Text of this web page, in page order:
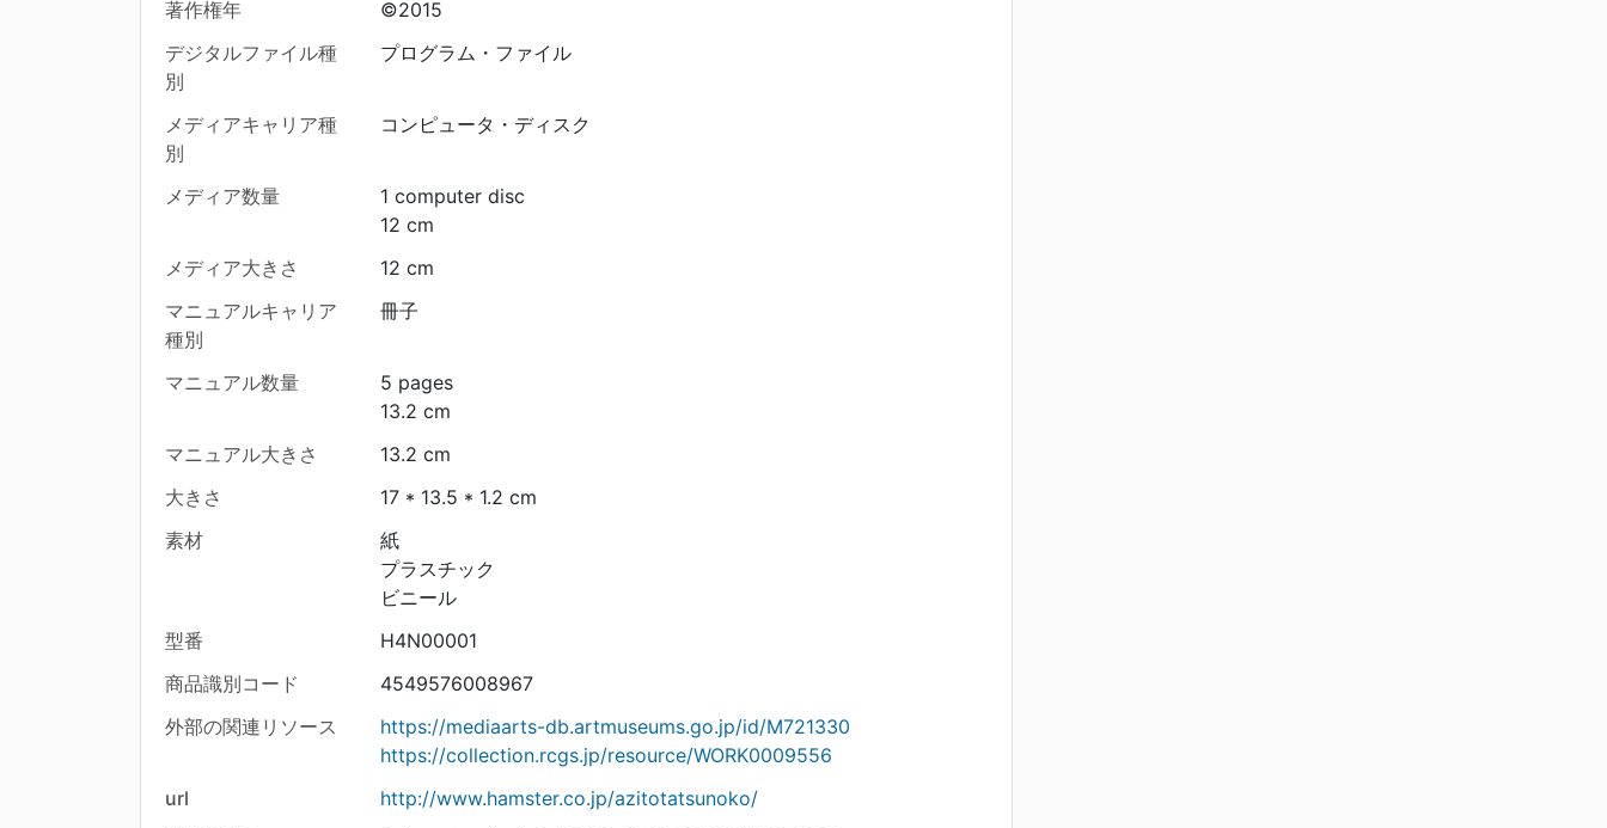
著作権年
©2015
デジタルファイル種
別
プログラム・ファイル
メディアキャリア種
別
コンピュータ・ディスク
メディア数量
1 computer disc
12 cm
メディア大きさ
12 cm
マニュアルキャリア
種別
冊子
マニュアル数量
5 pages
13.2 cm
マニュアル大きさ
13.2 cm
大きさ
17 * 13.5 * 1.2 cm
素材
紙
プラスチック
ビニール
型番
H4N00001
商品識別コード
4549576008967
外部の関連リソース
https://mediaarts-db.artmuseums.go.jp/id/M721330
https://collection.rcgs.jp/resource/WORK0009556
url
http://www.hamster.co.jp/azitotatsunoko/